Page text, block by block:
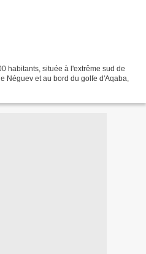
habitants, située à l'extrême sud de
Néguev et au bord du golfe d'Aqaba,